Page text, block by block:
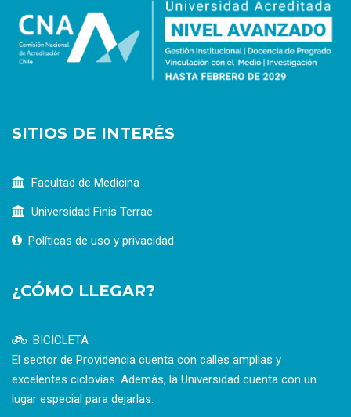
SITIOS DE INTERÉS
Facultad de Medicina
Universidad Finis Terrae
Políticas de uso y privacidad
¿CÓMO LLEGAR?
BICICLETA
El sector de Providencia cuenta con calles amplias y
excelentes ciclovías. Además, la Universidad cuenta con un
lugar especial para dejarlas.